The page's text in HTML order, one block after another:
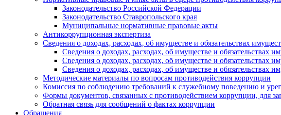
Законодательство Российской Федерации
Законодательство Ставропольского края
Муниципальные нормативные правовые акты
Антикоррупционная экспертиза
Сведения о доходах, расходах, об имуществе и обязательствах
Сведения о доходах, расходах, об имуществе и
Сведения о доходах, расходах, об имуществе и
Сведения о доходах, расходах, об имуществе и обязательствах
Методические материалы по вопросам противодействия коррупции
Комиссия по соблюдению требований к служебному поведению и
Формы документов, связанных с противодействием коррупции, для
Обратная связь для сообщений о фактах коррупции
Обращения